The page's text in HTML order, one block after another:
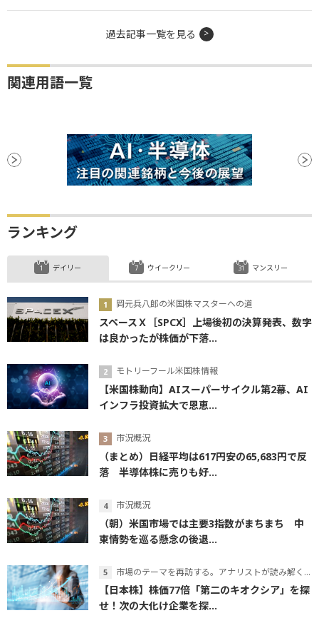
過去記事一覧を見る
関連用語一覧
ランキング
デイリー
岡元兵八郎の米国株マスターへの道
スペースＸ［SPCX］上場後初の決算発表、数字
は良かったが株価が下落...
モトリーフール米国株情報
【米国株動向】AIスーパーサイクル第2幕、AI
インフラ投資拡大で恩恵...
市況概況
（まとめ）日経平均は617円安の65,683円で反
落 半導体株に売りも好...
市況概況
（朝）米国市場では主要3指数がまちまち 中
東情勢を巡る懸念の後退...
市場のテーマを再訪する。アナリストが読み解くテーマの本質
【日本株】株価77倍「第二のキオクシア」を探
せ！次の大化け企業を探...
ウイークリー マンスリー